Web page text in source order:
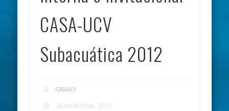
CASA-UCV
Subacuática 2012
casaucv
26 noviembre, 2012